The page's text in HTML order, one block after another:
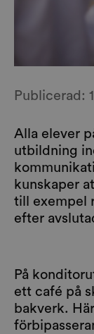
Publicerad:
Alla elever
utbildning
kunskaper
till exempel
efter
På
ett café på
bakverk.